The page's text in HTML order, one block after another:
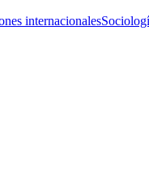
internacionales